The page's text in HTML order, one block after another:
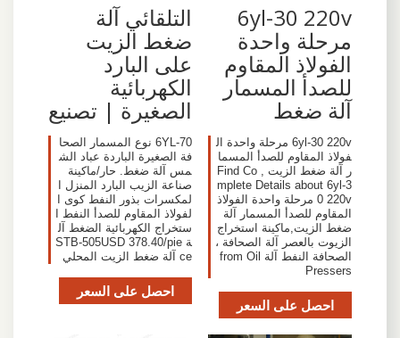
6yl-30 220v
مرحلة واحدة
الفولاذ المقاوم
للصدأ المسمار
آلة ضغط
6yl-30 220v مرحلة واحدة ال
فولاذ المقاوم للصدأ المسما
ر آلة ضغط الزيت , Find Co
mplete Details about 6yl-3
0 220v مرحلة واحدة الفولاذ
المقاوم للصدأ المسمار آلة
ضغط الزيت,ماكينة استخراج
الزيوت بالعصر آلة الصحافة ،
الصحافة النفط آلة from Oil
Pressers
احصل على السعر
التلقائي آلة
ضغط الزيت
على البارد
الكهربائية
الصغيرة | تصنيع
6YL-70 نوع المسمار الصحا
فة الصغيرة الباردة عباد الش
مس آلة ضغط. حار/ماكينة
صناعة الزيب البارد المنزل ا
لمكسرات بذور النفط كوى ا
لفولاذ المقاوم للصدأ النفط ا
ستخراج الكهربائية الضغط آل
ة STB-505USD 378.40/pie
ce آلة ضغط الزيت المحلي
احصل على السعر